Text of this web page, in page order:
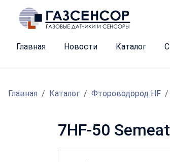
Главная Новости Каталог
Главная Каталог Фтороводород HF
7HF-50